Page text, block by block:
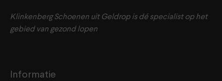
Klinkenberg Schoenen uit Geldrop is dé specialist op het
gebied van gezond lopen
Informatie